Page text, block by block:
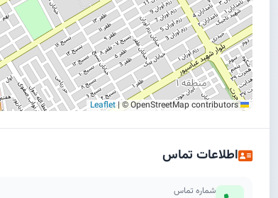
Leaflet
|© OpenStreetMap contributors
اطلاعات تماس
شماره تماس